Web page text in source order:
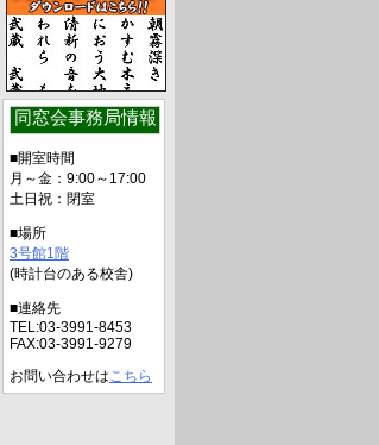
同窓会事務局情報
■開室時間
月～金：9:00～17:00
土日祝：閉室
■場所
3号館1階
(時計台のある校舎)
■連絡先
TEL:03-3991-8453
FAX:03-3991-9279
お問い合わせはこちら